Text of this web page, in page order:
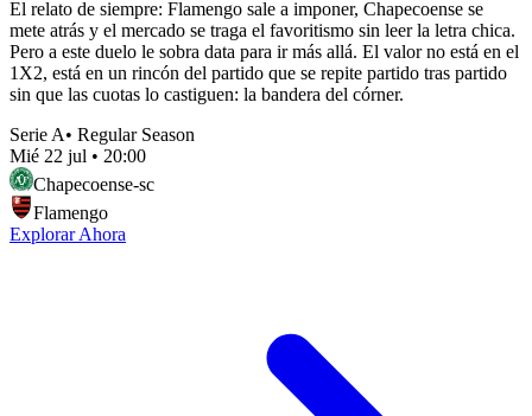
El relato de siempre: Flamengo sale a imponer, Chapecoense se
mete atrás y el mercado se traga el favoritismo sin leer la letra chica.
Pero a este duelo le sobra data para ir más allá. El valor no está en el
1X2, está en un rincón del partido que se repite partido tras partido
sin que las cuotas lo castiguen: la bandera del córner.
Serie A• Regular Season
Mié 22 jul • 20:00
Chapecoense-sc
Flamengo
Explorar Ahora